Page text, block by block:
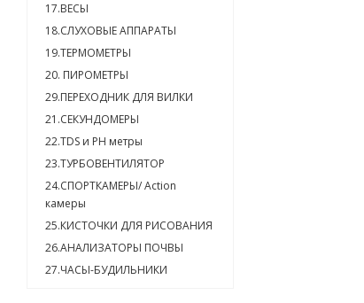
17.ВЕСЫ
18.СЛУХОВЫЕ АППАРАТЫ
19.ТЕРМОМЕТРЫ
20. ПИРОМЕТРЫ
29.ПЕРЕХОДНИК ДЛЯ ВИЛКИ
21.СЕКУНДОМЕРЫ
22.TDS и PH метры
23.ТУРБОВЕНТИЛЯТОР
24.СПОРТКАМЕРЫ/ Action
камеры
25.КИСТОЧКИ ДЛЯ РИСОВАНИЯ
26.АНАЛИЗАТОРЫ ПОЧВЫ
27.ЧАСЫ-БУДИЛЬНИКИ